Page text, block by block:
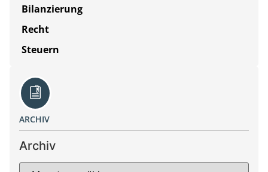
Bilanzierung
Recht
Steuern
ARCHIV
Archiv